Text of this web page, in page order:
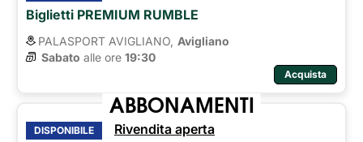
Biglietti PREMIUM RUMBLE
PALASPORT AVIGLIANO, Avigliano
Sabato alle ore 19:30
Acquista
ABBONAMENTI
DISPONIBILE
Rivendita aperta